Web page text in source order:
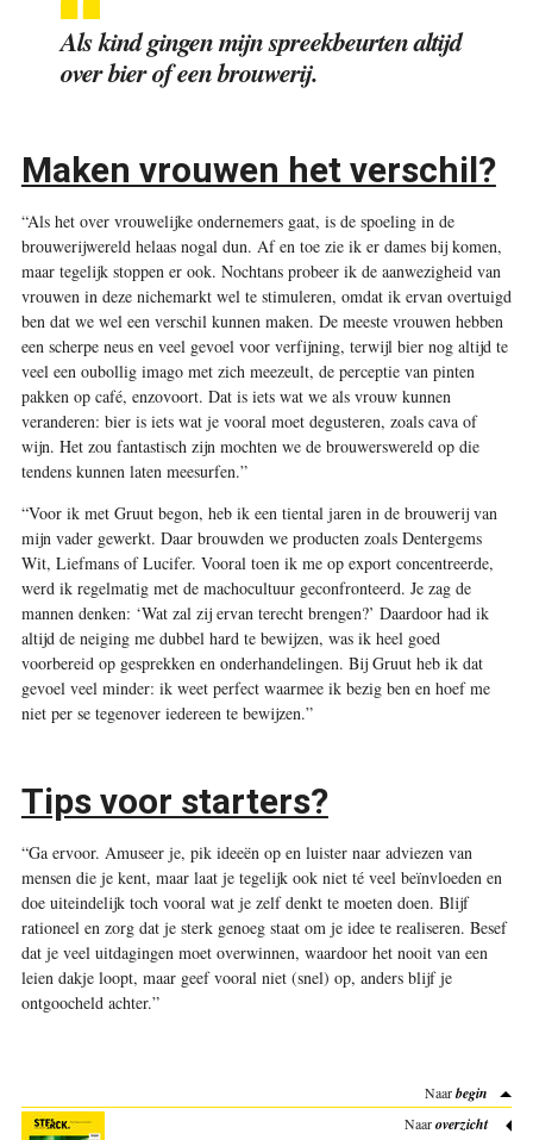
Als kind gingen mijn spreekbeurten altijd
over bier of een brouwerij.
Maken vrouwen het verschil?
“Als het over vrouwelijke ondernemers gaat, is de spoeling in de
brouwerijwereld helaas nogal dun. Af en toe zie ik er dames bij komen,
maar tegelijk stoppen er ook. Nochtans probeer ik de aanwezigheid van
vrouwen in deze nichemarkt wel te stimuleren, omdat ik ervan overtuigd
ben dat we wel een verschil kunnen maken. De meeste vrouwen hebben
een scherpe neus en veel gevoel voor verfijning, terwijl bier nog altijd te
veel een oubollig imago met zich meezeult, de perceptie van pinten
pakken op café, enzovoort. Dat is iets wat we als vrouw kunnen
veranderen: bier is iets wat je vooral moet degusteren, zoals cava of
wijn. Het zou fantastisch zijn mochten we de brouwerswereld op die
tendens kunnen laten meesurfen.”
“Voor ik met Gruut begon, heb ik een tiental jaren in de brouwerij van
mijn vader gewerkt. Daar brouwden we producten zoals Dentergems
Wit, Liefmans of Lucifer. Vooral toen ik me op export concentreerde,
werd ik regelmatig met de machocultuur geconfronteerd. Je zag de
mannen denken: ‘Wat zal zij ervan terecht brengen?’ Daardoor had ik
altijd de neiging me dubbel hard te bewijzen, was ik heel goed
voorbereid op gesprekken en onderhandelingen. Bij Gruut heb ik dat
gevoel veel minder: ik weet perfect waarmee ik bezig ben en hoef me
niet per se tegenover iedereen te bewijzen.”
Tips voor starters?
“Ga ervoor. Amuseer je, pik ideeën op en luister naar adviezen van
mensen die je kent, maar laat je tegelijk ook niet té veel beïnvloeden en
doe uiteindelijk toch vooral wat je zelf denkt te moeten doen. Blijf
rationeel en zorg dat je sterk genoeg staat om je idee te realiseren. Besef
dat je veel uitdagingen moet overwinnen, waardoor het nooit van een
leien dakje loopt, maar geef vooral niet (snel) op, anders blijf je
ontgoocheld achter.”
Naarbegin
Naaroverzicht